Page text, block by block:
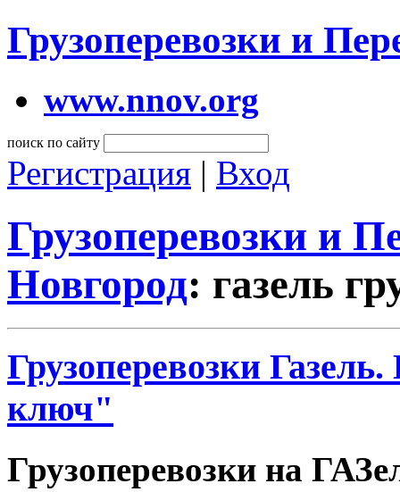
Грузоперевозки и
www.nnov.org
поиск по сайту
Регистрация | Вход
Грузоперевозки и
Новгород: газель
Грузоперевозки
ключ"
Грузоперевозки на